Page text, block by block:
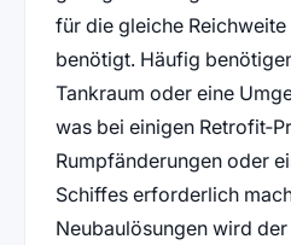
für die gleiche
benötigt. Häufig
Tankraum oder eine
was bei einigen
Rumpfänderungen oder
Schiffes erforderlich
Neubaulösungen wird